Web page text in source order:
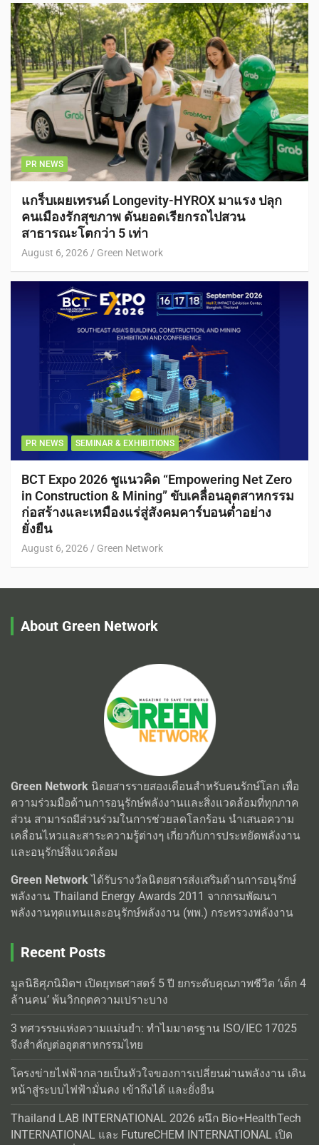
PR NEWS
แกร็บเผยเทรนด์ Longevity-HYROX มาแรง ปลุก
คนเมืองรักสุขภาพ ดันยอดเรียกรถไปสวน
สาธารณะโตกว่า 5 เท่า
August 6, 2026 Green Network
PR NEWS SEMINAR & EXHIBITIONS
BCT Expo 2026 ชูแนวคิด “Empowering Net Zero
in Construction & Mining” ขับเคลื่อนอุตสาหกรรม
ก่อสร้างและเหมืองแร่สู่สังคมคาร์บอนต่ำอย่าง
ยั่งยืน
August 6, 2026 Green Network
About Green Network
Green Network นิตยสารรายสองเดือนสำหรับคนรักษ์โลก เพื่อ
ความร่วมมือด้านการอนุรักษ์พลังงานและสิ่งแวดล้อมที่ทุกภาค
ส่วน สามารถมีส่วนร่วมในการช่วยลดโลกร้อน นำเสนอความ
เคลื่อนไหวและสาระความรู้ต่างๆ เกี่ยวกับการประหยัดพลังงาน
และอนุรักษ์สิ่งแวดล้อม
Green Network ได้รับรางวัลนิตยสารส่งเสริมด้านการอนุรักษ์
พลังงาน Thailand Energy Awards 2011 จากกรมพัฒนา
พลังงานทุดแทนและอนุรักษ์พลังงาน (พพ.) กระทรวงพลังงาน
Recent Posts
มูลนิธิศุภนิมิตฯ เปิดยุทธศาสตร์ 5 ปี ยกระดับคุณภาพชีวิต ‘เด็ก 4
ล้านคน’ พ้นวิกฤตความเปราะบาง
3 ทศวรรษแห่งความแม่นยำ: ทำไมมาตรฐาน ISO/IEC 17025
จึงสำคัญต่ออุตสาหกรรมไทย
โครงข่ายไฟฟ้ากลายเป็นหัวใจของการเปลี่ยนผ่านพลังงาน เดิน
หน้าสู่ระบบไฟฟ้ามั่นคง เข้าถึงได้ และยั่งยืน
Thailand LAB INTERNATIONAL 2026 ผนึก Bio+HealthTech
INTERNATIONAL และ FutureCHEM INTERNATIONAL เปิด